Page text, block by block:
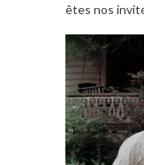
êtes nos